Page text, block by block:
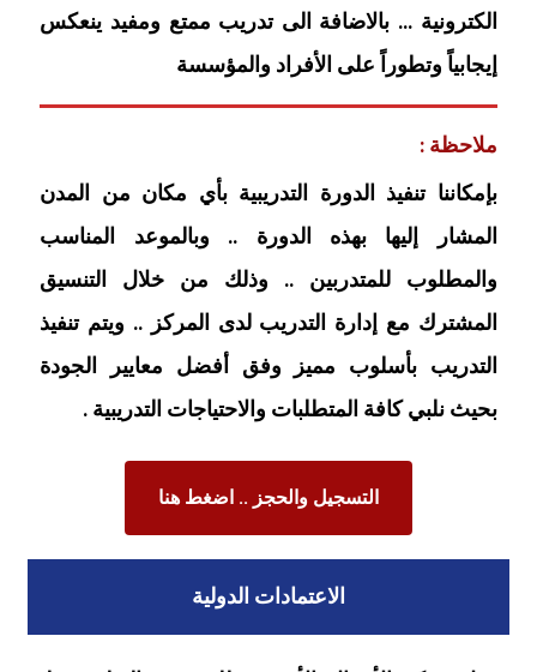
الكترونية … بالاضافة الى تدريب ممتع ومفيد ينعكس
إيجابياً وتطوراً على الأفراد والمؤسسة
ملاحظة :
بإمكاننا تنفيذ الدورة التدريبية بأي مكان من المدن
المشار إليها بهذه الدورة .. وبالموعد المناسب
والمطلوب للمتدربين .. وذلك من خلال التنسيق
المشترك مع إدارة التدريب لدى المركز .. ويتم تنفيذ
التدريب بأسلوب مميز وفق أفضل معايير الجودة
بحيث نلبي كافة المتطلبات والاحتياجات التدريبية .
التسجيل والحجز .. اضغط هنا
الاعتمادات الدولية